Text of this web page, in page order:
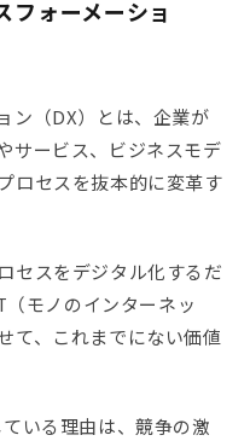
フォーメーショ
ン（DX）とは、企業が
サービス、ビジネスモデ
ロセスを抜本的に変革す
セスをデジタル化するだ
モノのインターネッ
て、これまでにない価値
いる理由は、競争の激